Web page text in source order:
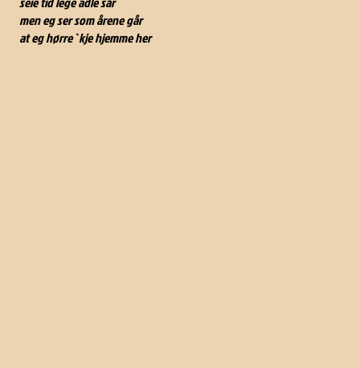
men eg ser som årene går
at eg hørre`kje hjemme her